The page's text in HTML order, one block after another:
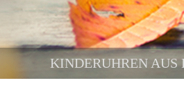
KINDERUHREN AUS